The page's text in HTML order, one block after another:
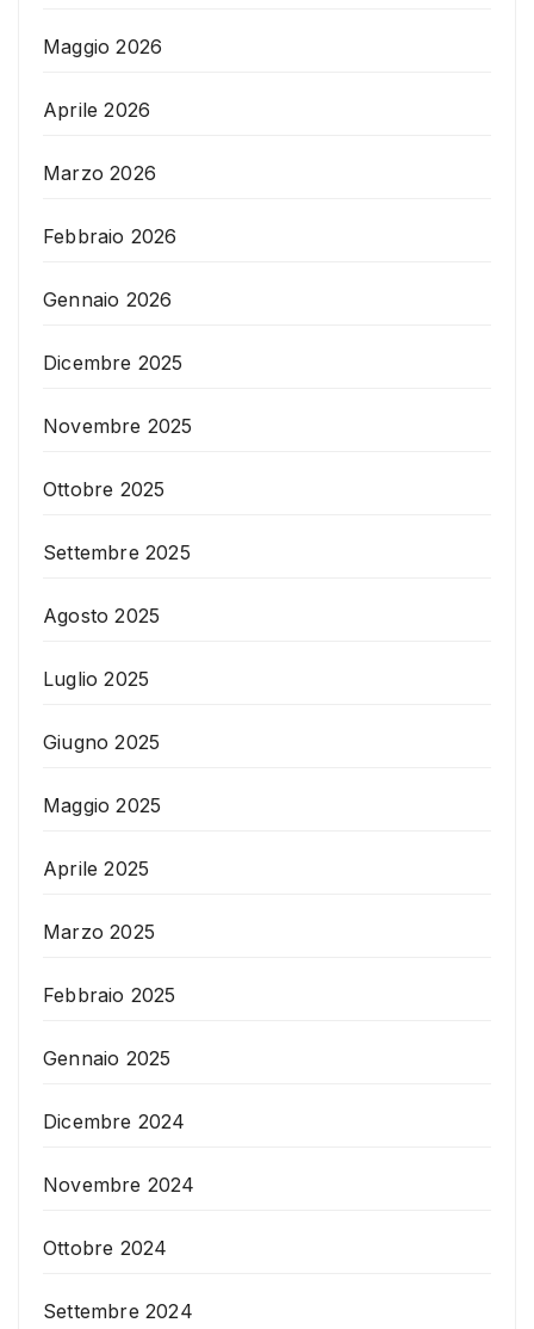
Maggio 2026
Aprile 2026
Marzo 2026
Febbraio 2026
Gennaio 2026
Dicembre 2025
Novembre 2025
Ottobre 2025
Settembre 2025
Agosto 2025
Luglio 2025
Giugno 2025
Maggio 2025
Aprile 2025
Marzo 2025
Febbraio 2025
Gennaio 2025
Dicembre 2024
Novembre 2024
Ottobre 2024
Settembre 2024